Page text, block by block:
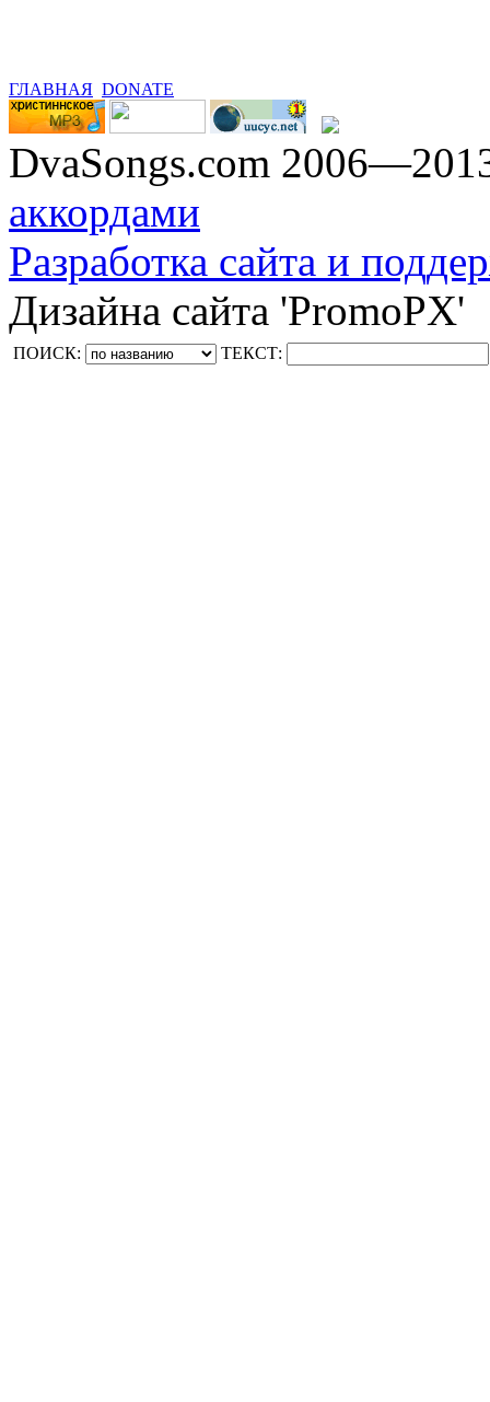
ГЛАВНАЯ DONATE
DvaSongs.com
аккордами
Разработка сайта и
Дизайна сайта 'PromoPX'
ПОИСК: ТЕКСТ: